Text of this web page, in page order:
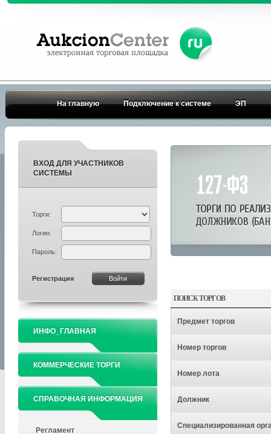
На главную Подключение к системе ЭП
ВХОД ДЛЯ УЧАСТНИКОВ
СИСТЕМЫ
Торги:
Логин:
Пароль:
Регистрация
ИНФО_ГЛАВНАЯ
КОММЕРЧЕСКИЕ ТОРГИ
СПРАВОЧНАЯ ИНФОРМАЦИЯ
Регламент
ПОИСК ТОРГОВ
Предмет торгов
Номер торгов
Номер лота
Должник
Специализированная